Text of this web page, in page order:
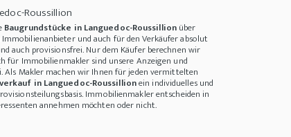
ich beachten?+++Warum lohnt sich Nachhaltigkeit?
Roussillion
Baugrundstücke in Languedoc-Roussillionüber
und auch für den Verkäufer absolut
auch provisionsfrei. Nur dem Käufer berechnen wir
für Immobilienmakler sind unsere Anzeigen und
Makler machen wir Ihnen für jeden vermittelten
in Languedoc-Roussillionein individuelles und
Immobilienmakler entscheiden in
annehmen möchten oder nicht.